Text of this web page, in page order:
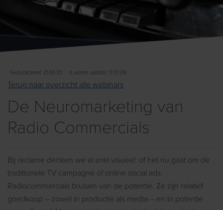
Gepubliceerd: 21.06.23 (Laatste update: 17.01.24)
Terug naar overzicht alle webinars
De Neuromarketing van
Radio Commercials
Bij reclame denken we al snel visueel: of het nu gaat om de
traditionele TV campagne of online social ads.
Radiocommercials bruisen van de potentie. Ze zijn relatief
goedkoop – zowel in productie als media – en in potentie